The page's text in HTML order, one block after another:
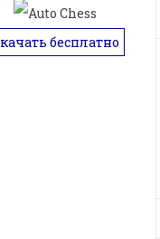
бесплатно